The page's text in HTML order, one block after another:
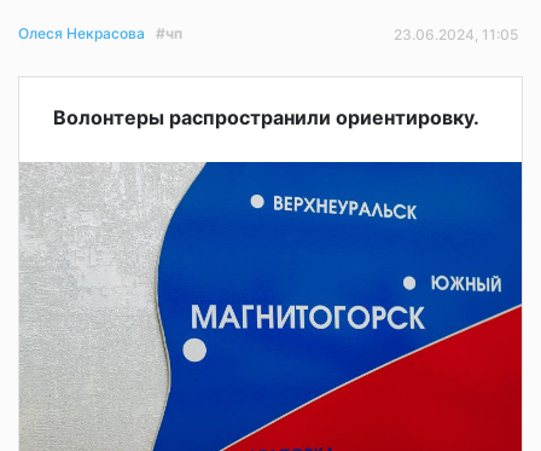
Олеся Некрасова #чп 23.06.2024, 11:05
Волонтеры распространили ориентировку.